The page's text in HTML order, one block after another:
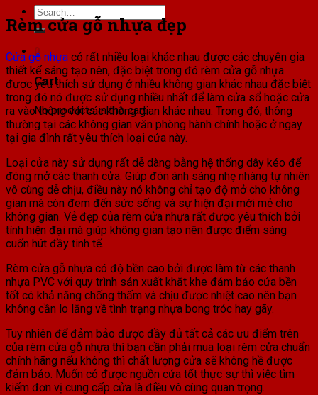
Search
for:
0
Cart
No products in the cart.
Rèm cửa gỗ nhựa đẹp
Cửa gỗ nhựa có rất nhiều loại khác nhau được các chuyên gia
thiết kế sáng tạo nên, đặc biệt trong đó rèm cửa gỗ nhựa
được yêu thích sử dụng ở nhiều không gian khác nhau đặc biệt
trong đó nó được sử dụng nhiều nhất để làm cửa sổ hoặc cửa
ra vào thông với các không gian khác nhau. Trong đó, thông
thường tại các không gian văn phòng hành chính hoặc ở ngay
tại gia đình rất yêu thích loại cửa này.
Loại cửa này sử dụng rất dễ dàng bằng hệ thống dây kéo để
đóng mở các thanh cửa. Giúp đón ánh sáng nhẹ nhàng tự nhiên
vô cùng dễ chịu, điều này nó không chỉ tạo độ mở cho không
gian mà còn đem đến sức sống và sự hiện đại mới mẻ cho
không gian. Vẻ đẹp của rèm cửa nhựa rất được yêu thích bởi
tính hiện đại mà giúp không gian tạo nên được điểm sáng
cuốn hút đầy tinh tế.
Rèm cửa gỗ nhựa có độ bền cao bởi được làm từ các thanh
nhựa PVC với quy trình sản xuất khắt khe đảm bảo cửa bền
tốt có khả năng chống thấm và chịu được nhiệt cao nên bạn
không cần lo lắng về tình trạng nhựa bong tróc hay gãy.
Tuy nhiên để đảm bảo được đầy đủ tất cả các ưu điểm trên
của rèm cửa gỗ nhựa thì bạn cần phải mua loại rèm cửa chuẩn
chính hãng nếu không thì chất lượng cửa sẽ không hề được
đảm bảo. Muốn có được nguồn cửa tốt thực sự thì việc tìm
kiếm đơn vị cung cấp cửa là điều vô cùng quan trọng.